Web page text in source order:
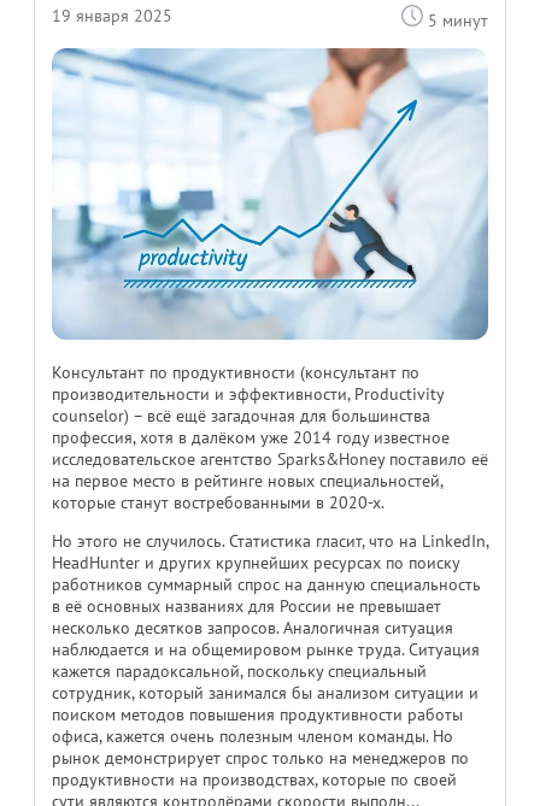
19 января 2025 5 минут
Консультант по продуктивности (консультант по
производительности и эффективности, Productivity
counselor) – всё ещё загадочная для большинства
профессия, хотя в далёком уже 2014 году известное
исследовательское агентство Sparks&Honey поставило её
на первое место в рейтинге новых специальностей,
которые станут востребованными в 2020-х.
Но этого не случилось. Статистика гласит, что на LinkedIn,
HeadHunter и других крупнейших ресурсах по поиску
работников суммарный спрос на данную специальность
в её основных названиях для России не превышает
несколько десятков запросов. Аналогичная ситуация
наблюдается и на общемировом рынке труда. Ситуация
кажется парадоксальной, поскольку специальный
сотрудник, который занимался бы анализом ситуации и
поиском методов повышения продуктивности работы
офиса, кажется очень полезным членом команды. Но
рынок демонстрирует спрос только на менеджеров по
продуктивности на производствах, которые по своей
сути являются контролёрами скорости выполн...